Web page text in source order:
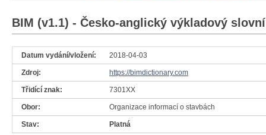
BIM (v1.1) - Česko-anglický výkladový
Datum vydání/vložení: 2018-04-03
Zdroj: https://bimdictionary.com
Třidící znak: 7301XX
Obor: Organizace informací o stavbách
Stav: Platná